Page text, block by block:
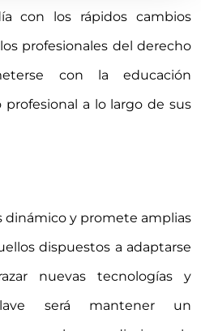
con los rápidos cambios
profesionales del derecho
con la educación
a lo largo de sus
dinámico y promete amplias
dispuestos a adaptarse
nuevas tecnologías y
será mantener un